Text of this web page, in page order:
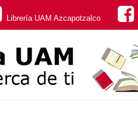
Librería UAM Azcapotzalco